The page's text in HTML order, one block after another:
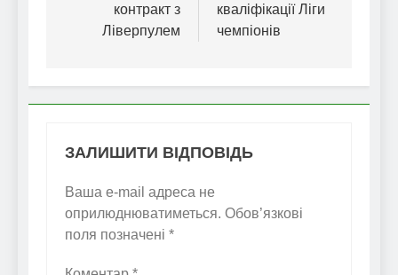
контракт з
Ліверпулем
кваліфікації Ліги
чемпіонів
ЗАЛИШИТИ ВІДПОВІДЬ
Ваша e-mail адреса не
оприлюднюватиметься. Обов’язкові
поля позначені *